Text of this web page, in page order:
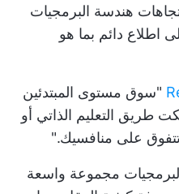
هندسة البرمجيات
اطلاع دائم بما هو
"سوق مستوى المبتدئين
طريق التعليم الذاتي أو
على منافسيك."
مجموعة واسعة